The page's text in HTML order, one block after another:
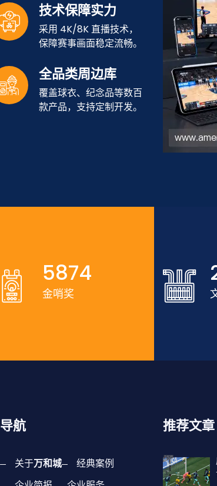
技术保障实力
采用 4K/8K 直播技术，
保障赛事画面稳定流畅。
全品类周边库
覆盖球衣、纪念品等数百
款产品，支持定制开发。
5874
金哨奖
导航
关于万和城
经典案例
推荐文章